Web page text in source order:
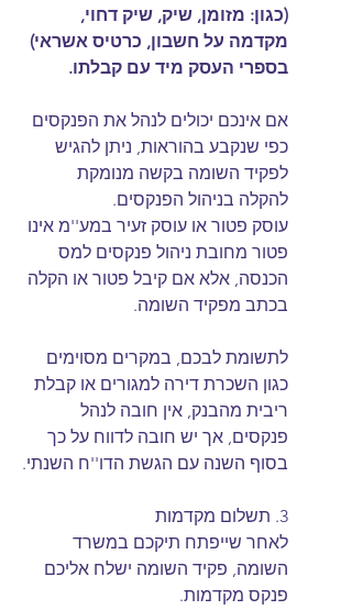
(כגון: מזומן, שיק, שיק דחוי,
מקדמה על חשבון, כרטיס אשראי)
בספרי העסק מיד עם קבלתו.
אם אינכם יכולים לנהל את הפנקסים
כפי שנקבע בהוראות, ניתן להגיש
לפקיד השומה בקשה מנומקת
להקלה בניהול הפנקסים.
עוסק פטור או עוסק זעיר במע''מ אינו
פטור מחובת ניהול פנקסים למס
הכנסה, אלא אם קיבל פטור או הקלה
בכתב מפקיד השומה.
לתשומת לבכם, במקרים מסוימים
כגון השכרת דירה למגורים או קבלת
ריבית מהבנק, אין חובה לנהל
פנקסים, אך יש חובה לדווח על כך
בסוף השנה עם הגשת הדו''ח השנתי.
3. תשלום מקדמות
​לאחר שייפתח תיקכם במשרד
השומה, פקיד השומה ישלח אליכם
פנקס מקדמות.